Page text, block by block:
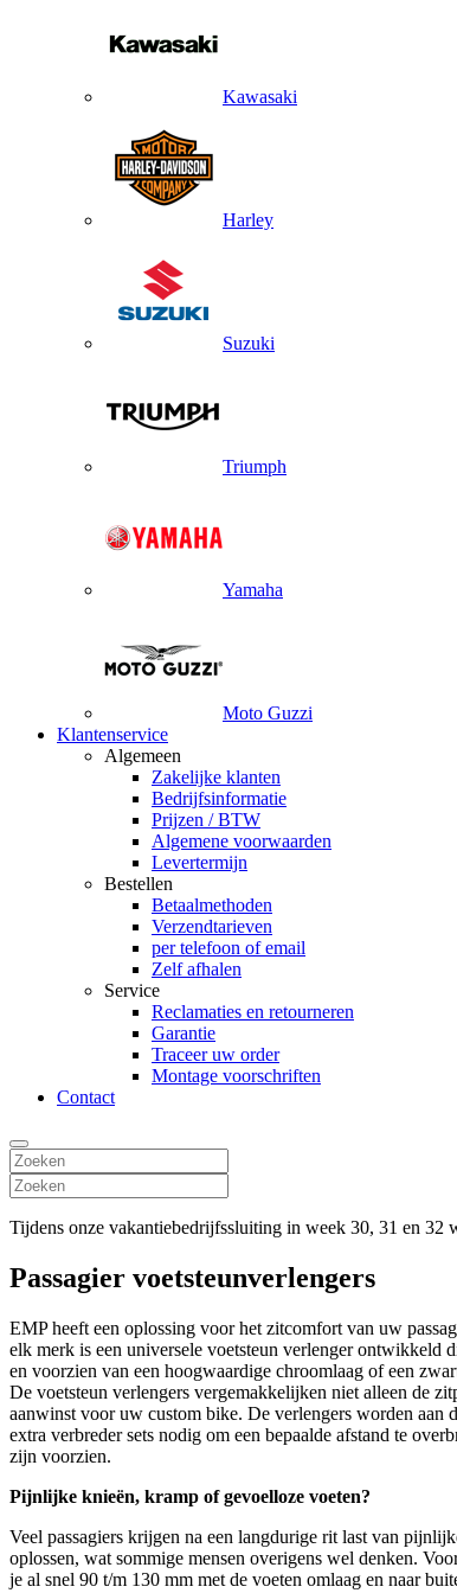
Kawasaki
Harley
Suzuki
Triumph
Yamaha
Moto Guzzi
Klantenservice
Algemeen
Zakelijke klanten
Bedrijfsinformatie
Prijzen / BTW
Algemene voorwaarden
Levertermijn
Bestellen
Betaalmethoden
Verzendtarieven
per telefoon of email
Zelf afhalen
Service
Reclamaties en retourneren
Garantie
Traceer uw order
Montage voorschriften
Contact
Tijdens onze vakantiebedrijfssluiting in week 30, 31 en 32
Passagier voetsteunverlengers
EMP heeft een oplossing voor het zitcomfort van uw
elk merk is een universele voetsteun verlenger ontwikkeld
en voorzien van een hoogwaardige chroomlaag of een
De voetsteun verlengers vergemakkelijken niet alleen de
aanwinst voor uw custom bike. De verlengers worden aan
extra verbreder sets nodig om een bepaalde afstand te
zijn voorzien.
Pijnlijke knieën, kramp of gevoelloze voeten?
Veel passagiers krijgen na een langdurige rit last van
oplossen, wat sommige mensen overigens wel denken.
je al snel 90 t/m 130 mm met de voeten omlaag en naar